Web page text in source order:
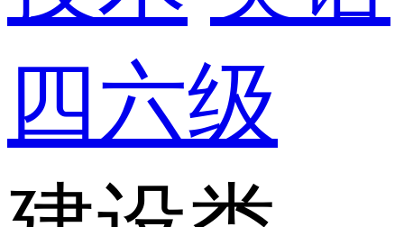
四六级